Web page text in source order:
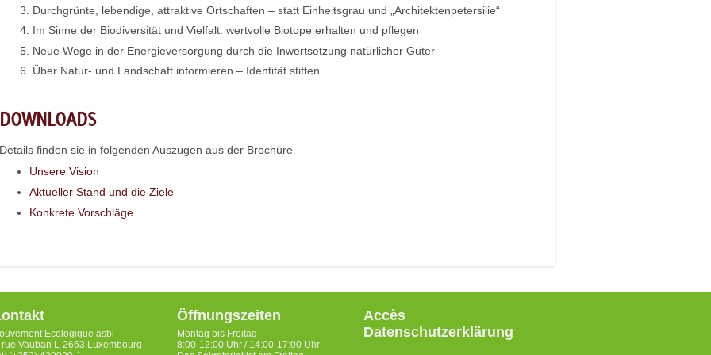
Durchgrünte, lebendige, attraktive Ortschaften – statt Einheitsgrau und „Architektenpetersilie“
Im Sinne der Biodiversität und Vielfalt: wertvolle Biotope erhalten und pflegen
Neue Wege in der Energieversorgung durch die Inwertsetzung natürlicher Güter
Über Natur- und Landschaft informieren – Identität stiften
DOWNLOADS
Details finden sie in folgenden Auszügen aus der Brochüre
Unsere Vision
Aktueller Stand und die Ziele
Konkrete Vorschläge
Ecologique asbl
rue Vauban L-2663 Luxembourg
Öffnungszeiten
Montag bis Freitag
8:00-12:00 Uhr / 14:00-17:00 Uhr
Accès
Datenschutzerklärung